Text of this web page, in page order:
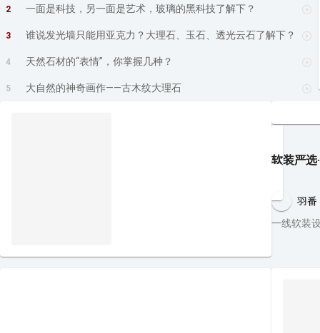
2 一面是科技，另一面是艺术，玻璃的黑科技了解下？
3 谁说发光墙只能用亚克力？大理石、玉石、透光云石了解下？
4 天然石材的“表情”，你掌握几种？
5 大自然的神奇画作——古木纹大理石
软装严选
羽番
一线软装